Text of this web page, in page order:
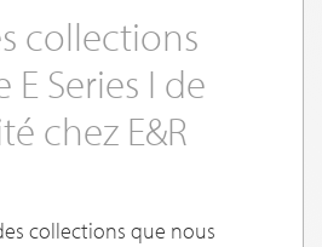
collections
E Series I de
chez E&R
collections que nous